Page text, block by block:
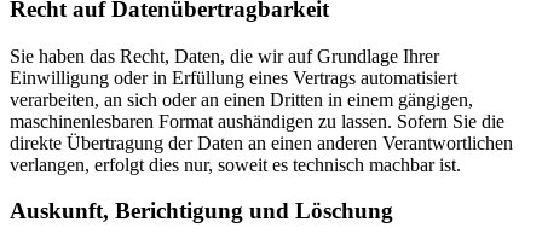
Recht auf Daten­übertrag­barkeit
Sie haben das Recht, Daten, die wir auf Grundlage Ihrer
Einwilligung oder in Erfüllung eines Vertrags automatisiert
verarbeiten, an sich oder an einen Dritten in einem gängigen,
maschinenlesbaren Format aushändigen zu lassen. Sofern Sie die
direkte Übertragung der Daten an einen anderen Verantwortlichen
verlangen, erfolgt dies nur, soweit es technisch machbar ist.
Auskunft, Berichtigung und Löschung